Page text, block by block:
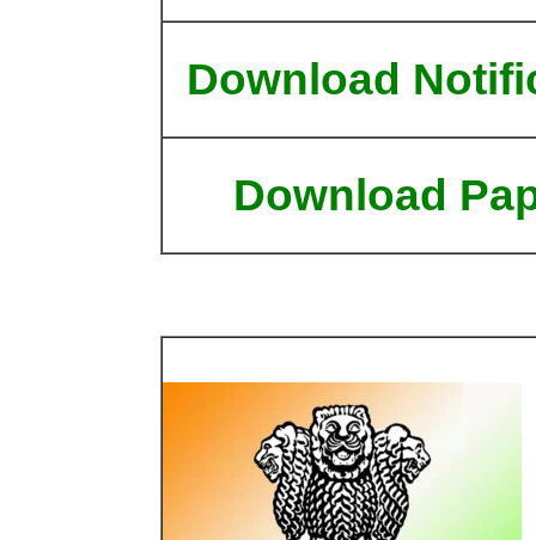
Download
Download